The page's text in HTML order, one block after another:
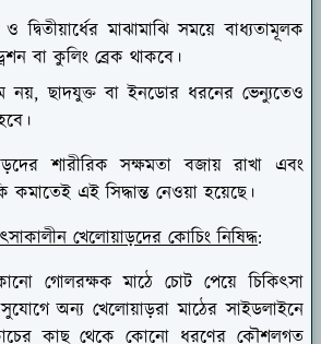
ও দ্বিতীয়ার্ধের মাঝামাঝি সময়ে বাধ্যতামূলক
বা কুলিং ব্রেক থাকবে।
নয়, ছাদযুক্ত বা ইনডোর ধরনের ভেন্যুতেও
শারীরিক সক্ষমতা বজায় রাখা এবং
এই সিদ্ধান্ত নেওয়া হয়েছে।
খেলোয়াড়দের কোচিং নিষিদ্ধ:
গোলরক্ষক মাঠে চোট পেয়ে চিকিৎসা
অন্য খেলোয়াড়রা মাঠের সাইডলাইনে
কাছ থেকে কোনো ধরণের কৌশলগত